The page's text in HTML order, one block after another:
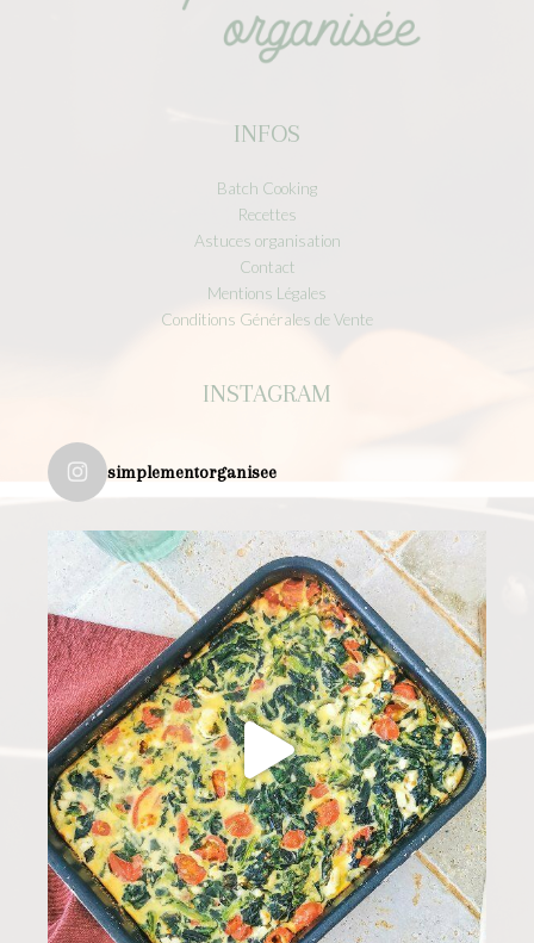
INFOS
Batch Cooking
Recettes
Astuces organisation
Contact
Mentions Légales
Conditions Générales de Vente
INSTAGRAM
simplementorganisee